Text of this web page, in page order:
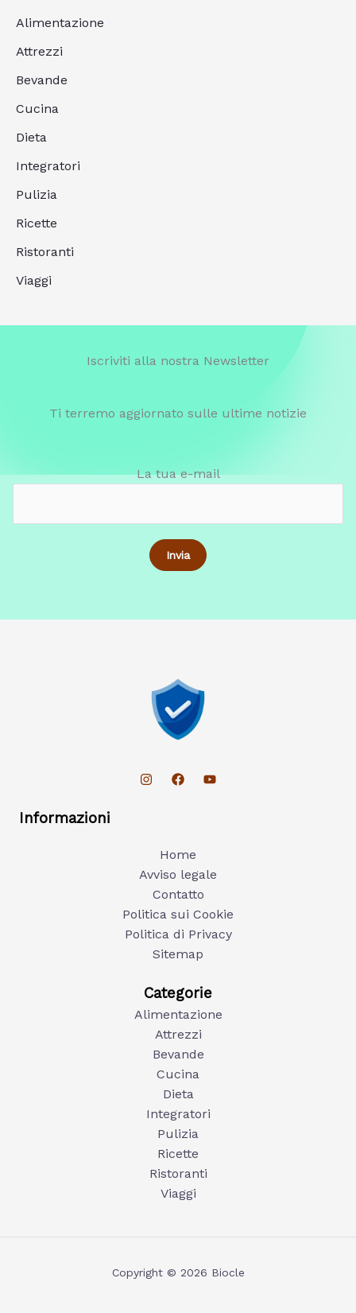
Alimentazione
Attrezzi
Bevande
Cucina
Dieta
Integratori
Pulizia
Ricette
Ristoranti
Viaggi
Iscriviti alla nostra Newsletter
Ti terremo aggiornato sulle ultime notizie
La tua e-mail
Informazioni
Home
Avviso legale
Contatto
Politica sui Cookie
Politica di Privacy
Sitemap
Categorie
Alimentazione
Attrezzi
Bevande
Cucina
Dieta
Integratori
Pulizia
Ricette
Ristoranti
Viaggi
Copyright © 2026 Biocle